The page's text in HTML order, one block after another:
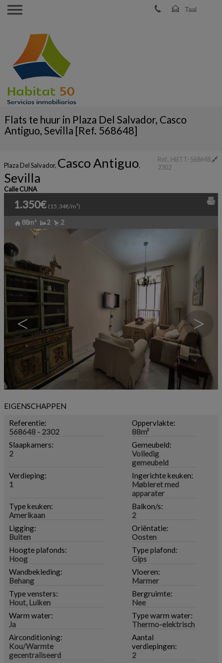
Flats te huur in Plaza Del Salvador, Casco
Antiguo, Sevilla [Ref. 568648]
Ref.. HBTT-568648🔗
2302
Plaza Del Salvador, Casco Antiguo,
Sevilla
Calle CUNA
1.350€ (15,34€/m²)
88m² 2 2
< >
EIGENSCHAPPEN
Referentie:
568648 - 2302
Oppervlakte:
88m²
Slaapkamers:
2
Gemeubeld:
Volledig
gemeubeld
Verdieping:
1
Ingerichte keuken:
Møbleret med
apparater
Type keuken:
Amerikaan
Balkon/s:
2
Ligging:
Buiten
Oriëntatie:
Oosten
Hoogte plafonds:
Hoog
Type plafond:
Gips
Wandbekleding:
Behang
Vloeren:
Marmer
Type vensters:
Hout, Luiken
Bergruimte:
Nee
Warm water:
Ja
Type warm water:
Thermo-elektrisch
Airconditioning:
Kou/Warmte
gecentraliseerd
Aantal
verdiepingen:
2